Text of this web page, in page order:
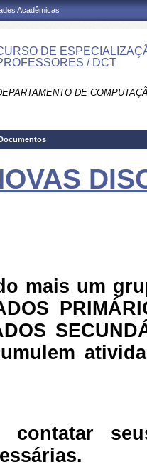
Acadêmicas
DE
/ DCT
DE
mais um
contatar